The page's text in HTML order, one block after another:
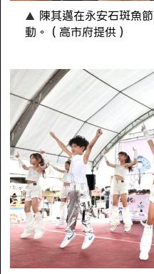
陳其邁在永安石斑魚
動。（高市府提供）